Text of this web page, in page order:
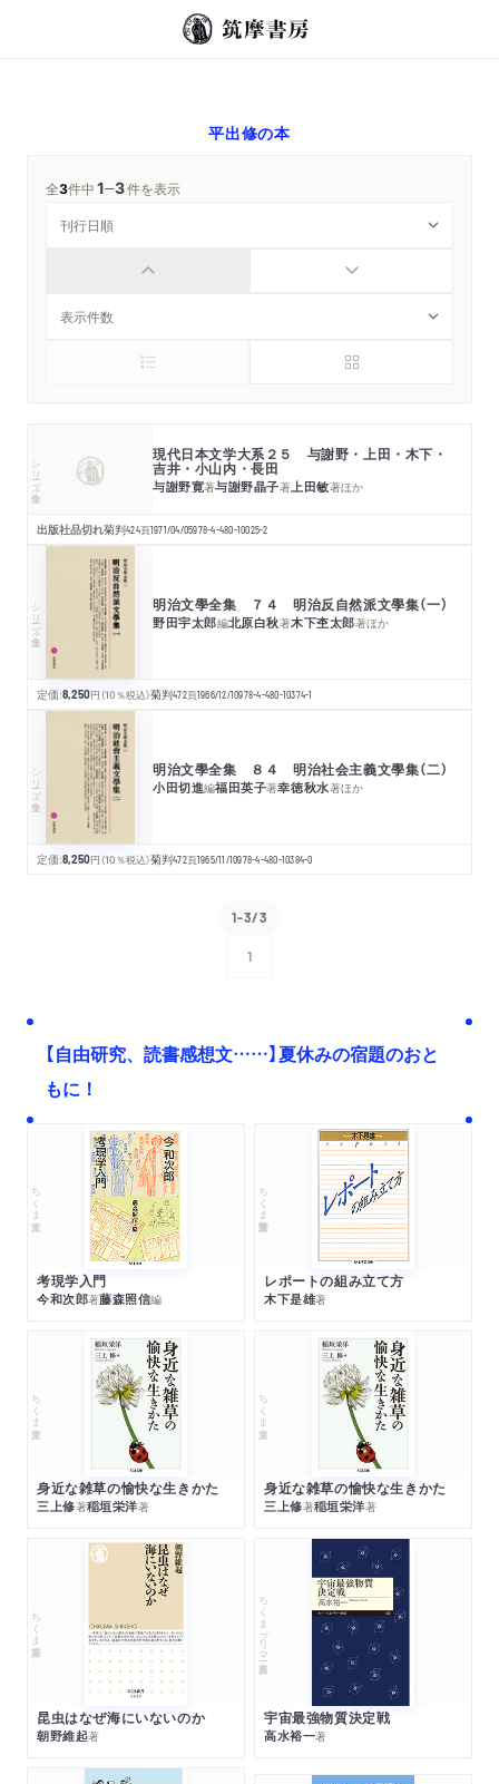
平出修の本
全3件中1─3件を表示
シリーズ・全集 現代日本文学大系２５ 与謝野・上田・木下・
吉井・小山内・長田
与謝野寛著与謝野晶子著上田敏著ほか
出版社品切れ菊判424頁1971/04/05978-4-480-10025-2
シリーズ・全集 明治文學全集 ７４ 明治反自然派文學集（一）
野田宇太郎編北原白秋著木下杢太郎著ほか
定価:8,250円 （10％税込）菊判472頁1966/12/10978-4-480-10374-1
シリーズ・全集 明治文學全集 ８４ 明治社会主義文學集（二）
小田切進編福田英子著幸徳秋水著ほか
定価:8,250円 （10％税込）菊判472頁1965/11/10978-4-480-10384-0
1-3/3
1
【自由研究、読書感想文……】夏休みの宿題のおと
もに！
ちくま文庫
考現学入門
今和次郎著藤森照信編
ちくま学芸文庫
レポートの組み立て方
木下是雄著
ちくま文庫
身近な雑草の愉快な生きかた
三上修著稲垣栄洋著
ちくま文庫
身近な雑草の愉快な生きかた
三上修著稲垣栄洋著
ちくま新書
昆虫はなぜ海にいないのか
朝野維起著
ちくまプリマー新書
宇宙最強物質決定戦
高水裕一著